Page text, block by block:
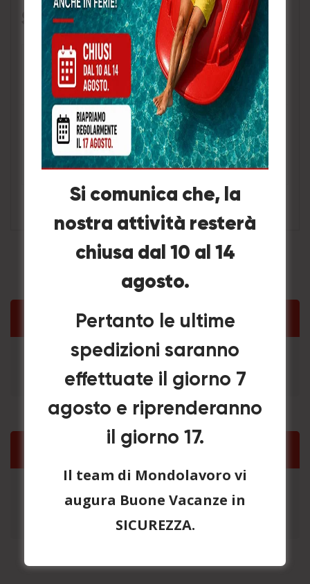
Specifica:
Numero
di parte
Descrizione
DSH01
Dimensioni della grillo della
testa: 38mm, grillo della coda:
25mm
Categorie Prodotto
Lockout HASP
Lista Preventivo
Nessun prodotto nel carrello.
Si comunica che, la
nostra attività resterà
chiusa dal 10 al 14
agosto.
Pertanto le ultime
spedizioni saranno
effettuate il giorno 7
agosto e riprenderanno
il giorno 17.
Il team di Mondolavoro vi
augura Buone Vacanze in
SICUREZZA.